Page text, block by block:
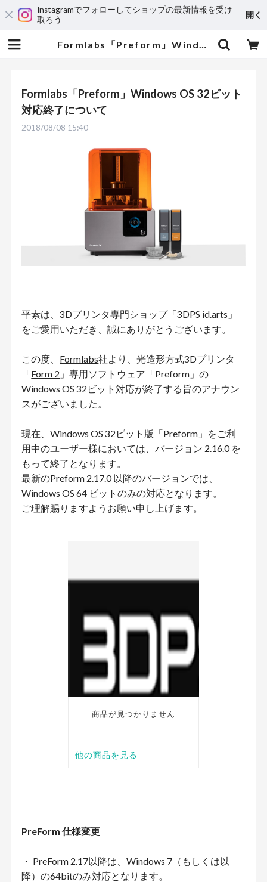
Instagramでフォローしてショップの最新情報を受け
取ろう
開く
Formlabs「Preform」Windows OS 32ビット対応終了について | 3DPRINTER SHOP id.arts
Formlabs「Preform」Windows OS 32ビット
対応終了について
2018/08/08 15:40
平素は、3Dプリンタ専門ショップ「3DPS id.arts」
をご愛用いただき、誠にありがとうございます。
この度、 Formlabs社より、光造形方式3Dプリンタ
「Form 2 」専用ソフトウェア「Preform」の
Windows OS 32ビット対応が終了する旨のアナウン
スがございました。
現在、Windows OS 32ビット版「Preform」をご利
用中のユーザー様においては、バージョン 2.16.0 を
もって終了となります。
最新のPreform 2.17.0 以降のバージョンでは、
Windows OS 64 ビットのみの対応となります。
ご理解賜りますようお願い申し上げます。
PreForm 仕様変更
・ PreForm 2.17以降は、Windows 7（もしくは以
降）の64bitのみ対応となります。